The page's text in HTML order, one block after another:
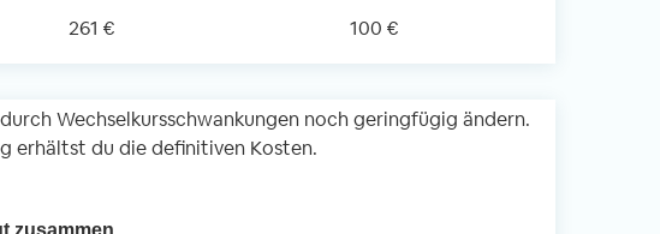
261 € 100 €
Wechselkursschwankungen noch geringfügig ändern.
erhältst du die definitiven Kosten.
zusammen